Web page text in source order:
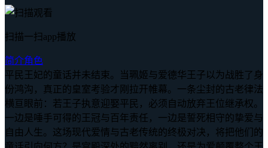
扫描一扫app播放
简介角色
平民王妃的童话并未结束。当珮姬与爱德华王子以为战胜了身
份鸿沟，真正的皇室考验才刚拉开帷幕。一条尘封的古老律法
横亘眼前：若王子执意迎娶平民，必须自动放弃王位继承权。
一边是唾手可得的王冠与百年责任，一边是誓死相守的挚爱与
自由人生。这场现代爱情与古老传统的终极对决，将把他们的